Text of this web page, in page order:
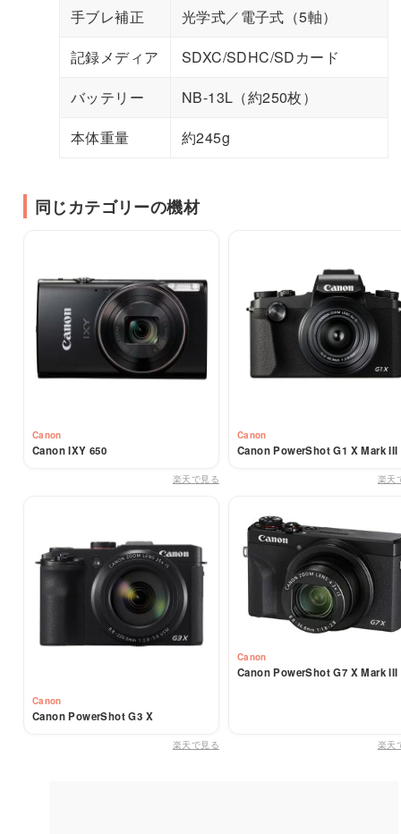
手ブレ補正
光学式／電子式（5軸）
記録メディア
SDXC/SDHC/SDカード
バッテリー
NB-13L（約250枚）
本体重量
約245g
同じカテゴリーの機材
Canon
Canon IXY 650
楽天で見る
Canon
Canon PowerShot G1 X Mark III
楽天
Canon
Canon PowerShot G3 X
楽天で見る
Canon
Canon PowerShot G7 X Mark III
楽天